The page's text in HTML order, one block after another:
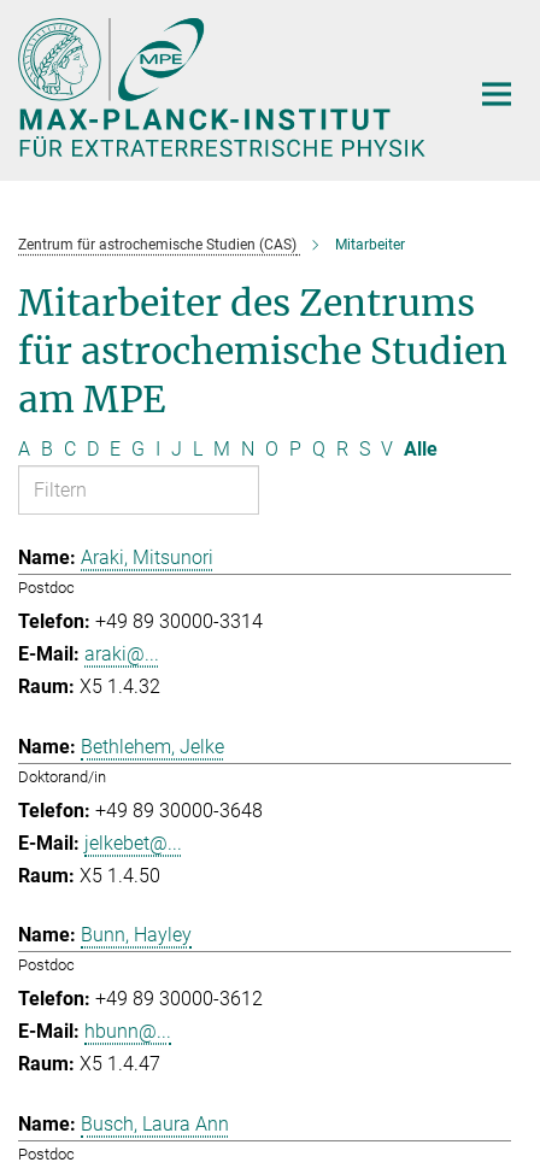
Hauptinhalt
Zentrum für astrochemische Studien (CAS) Mitarbeiter
Mitarbeiter des Zentrums
für astrochemische Studien
am MPE
A B C D E G I J L M N O P Q R S V Alle
Araki, Mitsunori
Postdoc
+49 89 30000-3314
araki@...
X5 1.4.32
Bethlehem, Jelke
Doktorand/in
+49 89 30000-3648
jelkebet@...
X5 1.4.50
Bunn, Hayley
Postdoc
+49 89 30000-3612
hbunn@...
X5 1.4.47
Busch, Laura Ann
Postdoc